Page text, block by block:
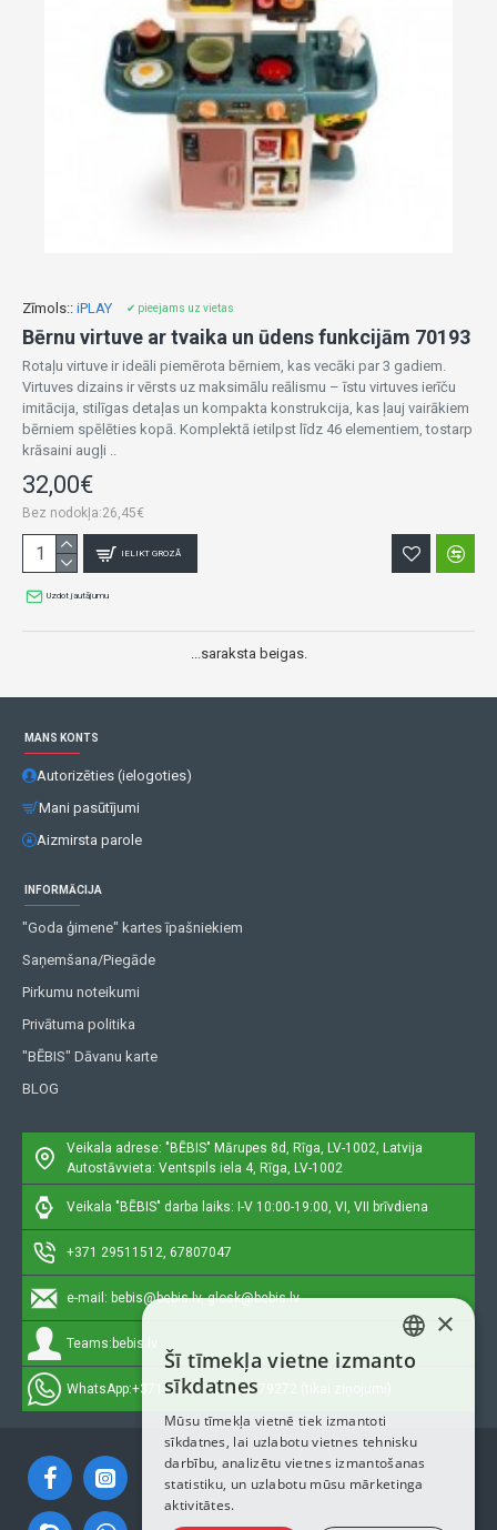
Zīmols:: iPLAY ✔ pieejams uz vietas
Bērnu virtuve ar tvaika un ūdens funkcijām 70193
Rotaļu virtuve ir ideāli piemērota bērniem, kas vecāki par 3 gadiem.
Virtuves dizains ir vērsts uz maksimālu reālismu – īstu virtuves ierīču
imitācija, stilīgas detaļas un kompakta konstrukcija, kas ļauj vairākiem
bērniem spēlēties kopā. Komplektā ietilpst līdz 46 elementiem, tostarp
krāsaini augļi ..
32,00€
Bez nodokļa:26,45€
IELIKT GROZĀ
Uzdot jautājumu
...saraksta beigas.
MANS KONTS
Autorizēties (ielogoties)
Mani pasūtījumi
Aizmirsta parole
INFORMĀCIJA
"Goda ģimene" kartes īpašniekiem
Saņemšana/Piegāde
Pirkumu noteikumi
Privātuma politika
"BĒBIS" Dāvanu karte
BLOG
Veikala adrese: "BĒBIS" Mārupes 8d, Rīga, LV-1002, Latvija
Autostāvvieta: Ventspils iela 4, Rīga, LV-1002
Veikala "BĒBIS" darba laiks: I-V 10:00-19:00, VI, VII brīvdiena
+371 29511512, 67807047
e-mail: bebis@bebis.lv, glosk@bebis.lv
Teams: bebis.lv
WhatsApp:+371 29511512, 20579272 (tikai ziņojumi)
LATVIAN
ENGLISH
×
Šī tīmekļa vietne izmanto
sīkdatnes
Mūsu tīmekļa vietnē tiek izmantoti
sīkdatnes, lai uzlabotu vietnes tehnisku
darbību, analizētu vietnes izmantošanas
statistiku, un uzlabotu mūsu mārketinga
aktivitātes.